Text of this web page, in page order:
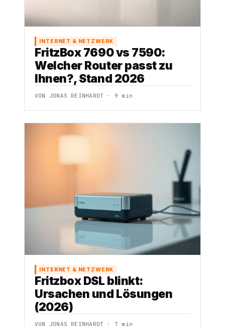
INTERNET & NETZWERK
FritzBox 7690 vs 7590:
Welcher Router passt zu
Ihnen?, Stand 2026
VON JONAS REINHARDT · 9 min
INTERNET & NETZWERK
Fritzbox DSL blinkt:
Ursachen und Lösungen
(2026)
VON JONAS REINHARDT · 7 min